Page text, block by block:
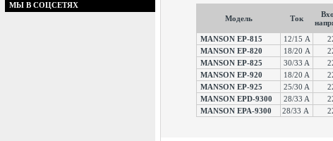
МЫ В СОЦСЕТЯХ
Модель Ток
MANSON EP-815 12/15 А
MANSON EP-820
18/20 А
MANSON EP-825
30/33 A
MANSON EP-920
18/20 A
MANSON EP-925
25/30 A
MANSON EPD-9300
28/33 A
MANSON EPA-9300
28/33 А